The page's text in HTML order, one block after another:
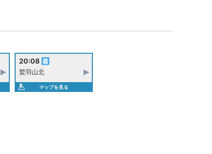
20:08
鷲羽山北
マップを見る